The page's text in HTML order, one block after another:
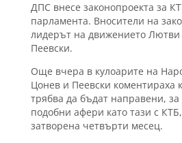
ДПС внесе законопроекта за
парламента. Вносители на
лидерът на движението
Пеевски.
Още вчера в кулоарите на
Цонев и Пеевски коментираха
трябва да бъдат направени, за
подобни афери като тази с
затворена четвърти месец.